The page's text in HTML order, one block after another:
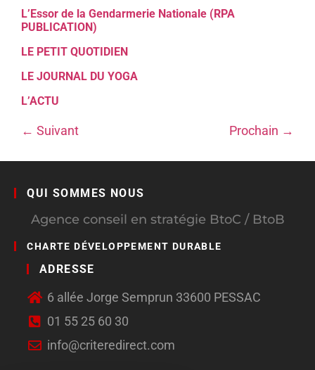
L’Essor de la Gendarmerie Nationale (RPA
PUBLICATION)
LE PETIT QUOTIDIEN
LE JOURNAL DU YOGA
L’ACTU
← Suivant Prochain →
QUI SOMMES NOUS
Agence conseil en stratégie BtoC / BtoB
CHARTE DÉVELOPPEMENT DURABLE
ADRESSE
6 allée Jorge Semprun 33600 PESSAC
01 55 25 60 30
info@criteredirect.com